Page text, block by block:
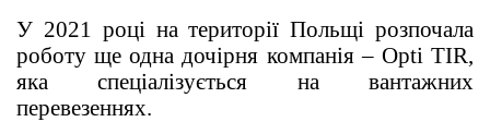
У 2021 році на території Польщі розпочала
роботу ще одна дочірня компанія – Opti TIR,
яка спеціалізується на вантажних
перевезеннях.